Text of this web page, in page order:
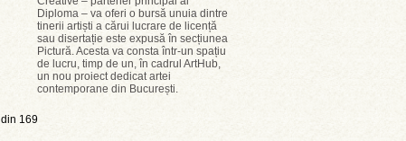
Diploma – va oferi o bursă unuia dintre
tinerii artiști a cărui lucrare de licență
sau disertație este expusă în secțiunea
Pictură. Acesta va consta într-un spațiu
de lucru, timp de un, în cadrul ArtHub,
un nou proiect dedicat artei
contemporane din București.
din 169